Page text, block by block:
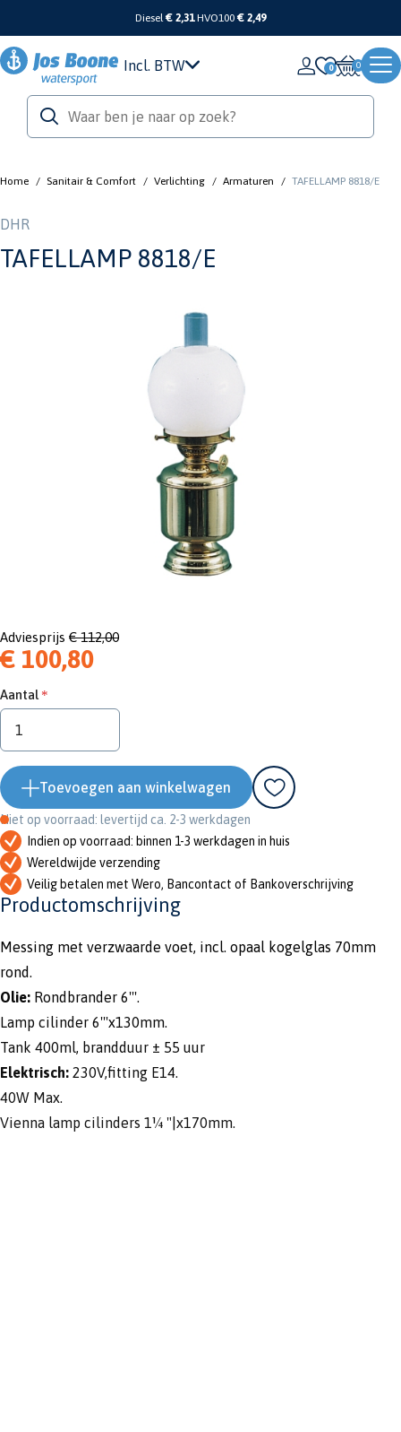
Diesel€ 2,31 HVO100 € 2,49
Incl. BTW 0
Home / Sanitair & Comfort / Verlichting / Armaturen / TAFELLAMP 8818/E
DHR
TAFELLAMP 8818/E
Adviesprijs € 112,00
€ 100,80
Aantal
Toevoegen aan winkelwagen
Niet op voorraad: levertijd ca. 2-3 werkdagen
Indien op voorraad: binnen 1-3 werkdagen in huis
Wereldwijde verzending
Veilig betalen met Wero, Bancontact of Bankoverschrijving
Productomschrijving
Messing met verzwaarde voet, incl. opaal kogelglas 70mm
rond.
Olie: Rondbrander 6'''.
Lamp cilinder 6'''x130mm.
Tank 400ml, brandduur ± 55 uur
Elektrisch: 230V,fitting E14.
40W Max.
Vienna lamp cilinders 1¼ "|x170mm.